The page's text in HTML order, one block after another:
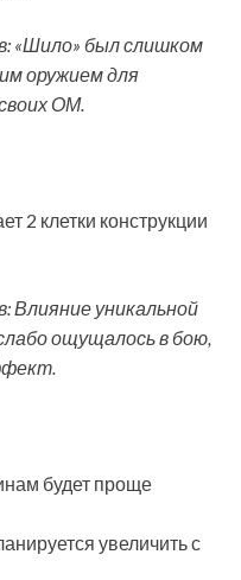
«Шило» был слишком
оружием для
ОМ.
2 клетки конструкции
Влияние уникальной
ощущалось в бою,
будет проще
увеличить с